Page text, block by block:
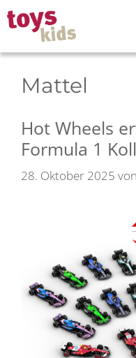
Zum
Inhalt
springen
Mattel
Hot Wheels
Formula 1
28. Oktober 2025 von